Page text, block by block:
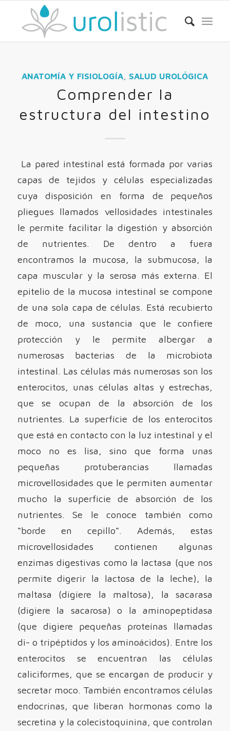
ANATOMÍA Y FISIOLOGÍA SALUD UROLÓGICA
Comprender la
estructura del intestino
La pared intestinal está formada por varias
capas de tejidos y células especializadas
cuya disposición en forma de pequeños
pliegues llamados vellosidades intestinales
le permite facilitar la digestión y absorción
de nutrientes. De dentro a fuera
encontramos la mucosa, la submucosa, la
capa muscular y la serosa más externa. El
epitelio de la mucosa intestinal se compone
de una sola capa de células. Está recubierto
de moco, una sustancia que le confiere
protección y le permite albergar a
numerosas bacterias de la microbiota
intestinal. Las células más numerosas son los
enterocitos, unas células altas y estrechas,
que se ocupan de la absorción de los
nutrientes. La superficie de los enterocitos
que está en contacto con la luz intestinal y el
moco no es lisa, sino que forma unas
pequeñas protuberancias llamadas
microvellosidades que le permiten aumentar
mucho la superficie de absorción de los
nutrientes. Se le conoce también como
“borde en cepillo”. Además, estas
microvellosidades contienen algunas
enzimas digestivas como la lactasa (que nos
permite digerir la lactosa de la leche), la
maltasa (digiere la maltosa), la sacarasa
(digiere la sacarosa) o la aminopeptidasa
(que digiere pequeñas proteínas llamadas
di- o tripéptidos y los aminoácidos). Entre los
enterocitos se encuentran las células
caliciformes, que se encargan de producir y
secretar moco. También encontramos células
endocrinas, que liberan hormonas como la
secretina y la colecistoquinina, que controlan